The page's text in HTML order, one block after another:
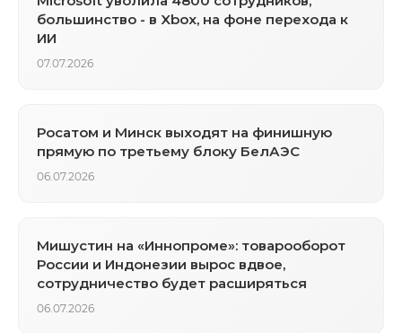
большинство - в Xbox, на фоне перехода к
ИИ
07.07.2026
Росатом и Минск выходят на финишную
прямую по третьему блоку БелАЭС
06.07.2026
Мишустин на «Иннопроме»: товарооборот
России и Индонезии вырос вдвое,
сотрудничество будет расширяться
06.07.2026